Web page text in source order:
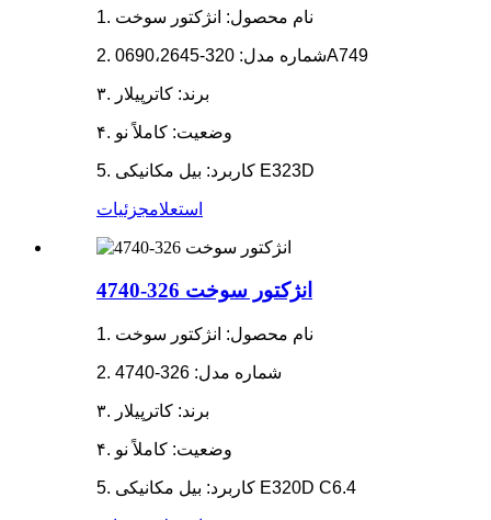
1. نام محصول: انژکتور سوخت
2. شماره مدل: 320-0690،2645A749
۳. برند: کاترپیلار
۴. وضعیت: کاملاً نو
5. کاربرد: بیل مکانیکی E323D
استعلامجزئیات
انژکتور سوخت 326-4740
1. نام محصول: انژکتور سوخت
2. شماره مدل: 326-4740
۳. برند: کاترپیلار
۴. وضعیت: کاملاً نو
5. کاربرد: بیل مکانیکی E320D C6.4